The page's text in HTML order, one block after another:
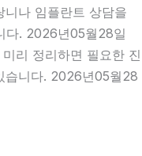
나 임플란트 상담을
다. 2026년05월28일
리 정리하면 필요한 진
습니다. 2026년05월28